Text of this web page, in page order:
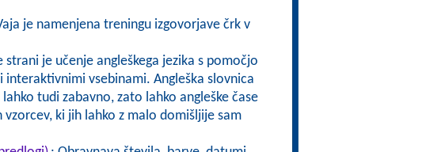
je namenjena treningu izgovorjave črk v
strani je učenje angleškega jezika s pomočjo
vsebinami. Angleška slovnica
tudi zabavno, zato lahko angleške čase
ki jih lahko z malo domišljije sam